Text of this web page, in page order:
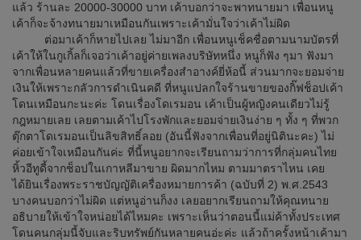
แล้ว ร้านละ 20000-30000 บาท เค้าบอกว่าจะพาทนายมา เพื่อนหนู
เค้าก็จะจ้างทนายมาเหมือนกันเพราะเค้ามั่นใจว่าเค้าไม่ผิด
ต่อมาเค้าก็หายไปเลย ไม่มาอีก เพื่อนหนูเช็คชื่อตามนามบัตรที่
เค้าให้ในกูเกิ้ลก็เจอว่าเค้าอยู่ค่ายเพลงบริษัทหนึ่ง หนูก็ฟัง ๆมา ฟังมา
จากเพื่อนหลายคนแล้วที่ขายเครื่องสำอางค์ยี่ห้อนี้ ส่วนมากจะยอมจ่าย
เงินให้เพราะกลัวการดำเนินคดี ที่หนูแปลกใจร้านขายของกิ๊ฟช็อปเค้า
โดนเหมือนกะนะค่ะ โดนเรื่องโดเรมอน เค้าเป็นผู้หญิงคนเดียวไม่รู้
กฎหมายเลย เลยตามเค้าไปโรงพักและยอมจ่ายเงินง่าย ๆ ทั้ง ๆ ที่พวก
ตุ๊กตาโดเรมอนเป็นลิขสิทธิ์ลอย (อันนี้ฟังจากเพื่อนที่อยู่นิตินะคะ) ไม่
ค่อยเข้าใจเหมือนกันค่ะ ที่นี้หนูอยากจะเรียนถามว่าการที่กลุ่มคนไทย
หิ้วอีทูดี้จากช็อปในเกาหลีมาขาย ผิดมากไหม ตามมาตราไหน เคย
ได้ยินเรื่องพระราชบัญญัติเครื่องหมายการค้า (ฉบับที่ 2) พ.ศ.2543
บางคนบอกว่าไม่ผิด แต่หนูอ่านก็งง เลยอยากเรียนถามให้คุณทนาย
อธิบายให้เข้าใจหน่อยได้ไหมคะ เพราะเห็นว่าตอนนี้แม่ค้าทั้งประเทศ
โดนคนกลุ่มนี้จับและริบทรัพย์กันหลายคนอ่ะค่ะ แล้วถ้าครั้งหน้าเค้ามา